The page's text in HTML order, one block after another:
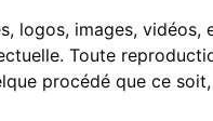
logos, images,
Toute
procédé que ce